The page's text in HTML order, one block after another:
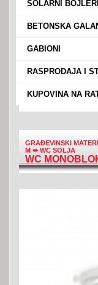
SOLARNI BOJLERI
BETONSKA
GABIONI
RASPRODAJA I
KUPOVINA NA
GRAĐEVINSKI
M ➨WC SOLJA
WC